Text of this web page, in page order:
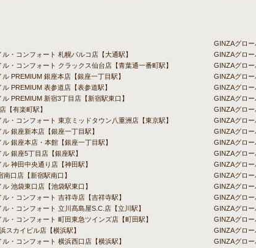
・コンフォート 札幌パルコ店【大通駅】
・コンフォート クラックス仙台店【青葉通一番町駅】
PREMIUM 銀座本店【銀座一丁目駅】
PREMIUM 表参道店【表参道駅】
PREMIUM 新宿3丁目店【新宿駅東口】
【有楽町駅】
・コンフォート 東京ミッドタウン八重洲店【東京駅】
銀座新本店【銀座一丁目駅】
銀座本店・本館【銀座一丁目駅】
銀座5丁目店【銀座駅】
神田中央通り店【神田駅】
口店【新宿駅南口】
池袋東口店【池袋駅東口】
・コンフォート 吉祥寺店【吉祥寺駅】
・コンフォート 立川髙島屋S.C.店【立川駅】
・コンフォート 町田東急ツインズ店【町田駅】
スカイビル店【横浜駅】
・コンフォート 横浜西口店【横浜駅】
GINZAグロー
GINZAグロー
GINZAグロー
GINZAグロー
GINZAグロー
GINZAグロー
GINZAグロー
GINZAグロー
GINZAグロー
GINZAグロー
GINZAグロー
GINZAグロー
GINZAグロー
GINZAグロー
GINZAグロー
GINZAグロー
GINZAグロー
GINZAグロー
GINZAグロー